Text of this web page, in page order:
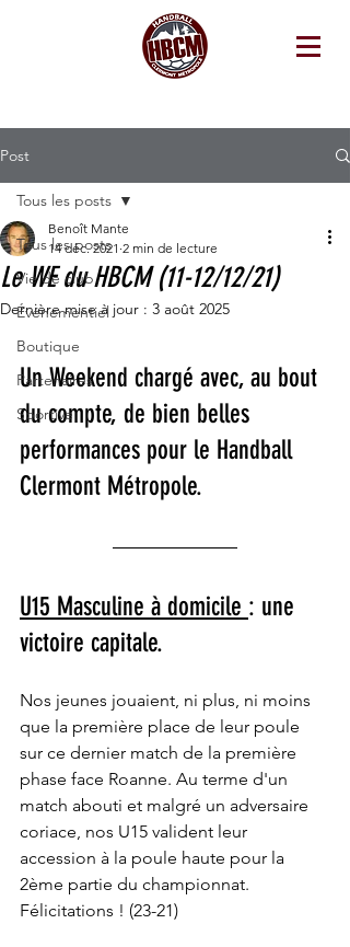
Post
Tous les posts
Vie de club
Événementiel
Boutique
Partenaires
Sportive
Tous les posts
Le WE du HBCM (11-12/12/21)
Benoît Mante
14 déc. 2021 2 min de lecture
Dernière mise à jour : 3 août 2025
Un Weekend chargé avec, au bout
du compte, de bien belles
performances pour le Handball
Clermont Métropole.
U15 Masculine à domicile : une
victoire capitale.
Nos jeunes jouaient, ni plus, ni moins
que la première place de leur poule
sur ce dernier match de la première
phase face Roanne. Au terme d'un
match abouti et malgré un adversaire
coriace, nos U15 valident leur
accession à la poule haute pour la
2ème partie du championnat.
Félicitations ! (23-21)